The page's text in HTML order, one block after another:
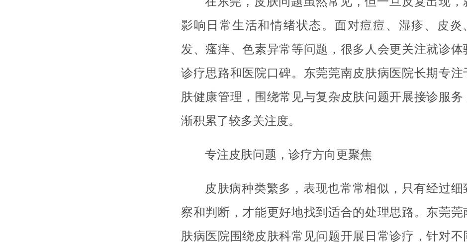
影响日常生活和情绪状态。面对痘痘、湿疹、皮炎
发、瘙痒、色素异常等问题，很多人会更关注就诊体
诊疗思路和医院口碑。东莞莞南皮肤病医院长期专注
肤健康管理，围绕常见与复杂皮肤问题开展接诊服务
渐积累了较多关注度。
专注皮肤问题，诊疗方向更聚焦
皮肤病种类繁多，表现也常常相似，只有经过细
察和判断，才能更好地找到适合的处理思路。东莞莞
肤病医院围绕皮肤科常见问题开展日常诊疗，针对不